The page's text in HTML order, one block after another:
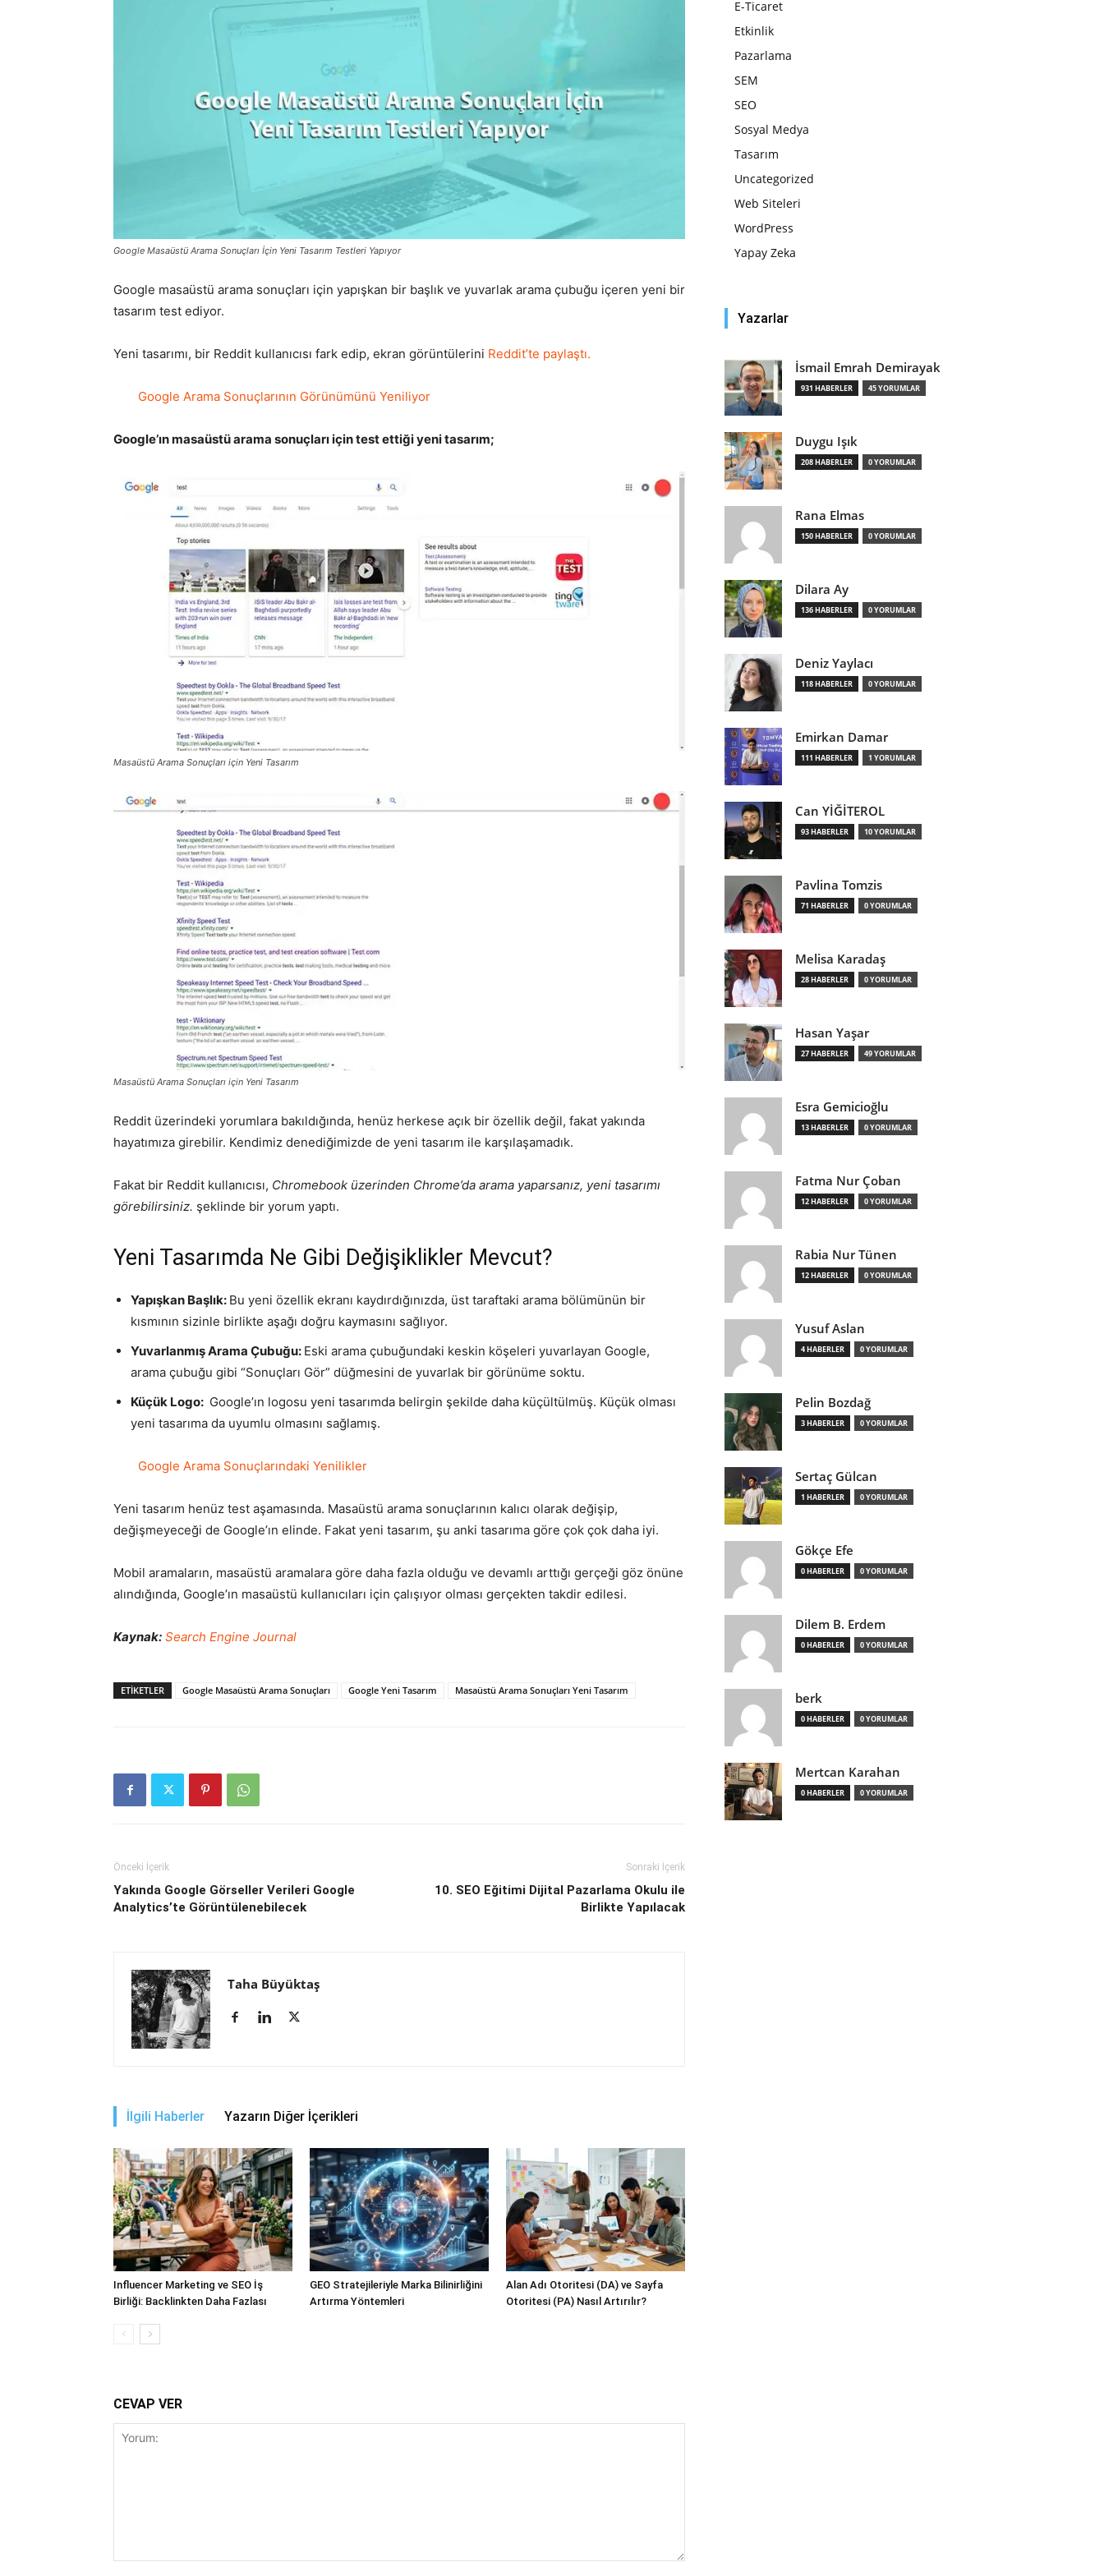
ve
Pazarlaması
Google Masaüstü Arama Sonuçları İçin Yeni Tasarım Testleri Yapıyor
Google masaüstü arama sonuçları için yapışkan bir başlık ve yuvarlak arama çubuğu içeren yeni bir
tasarım test ediyor.
Yeni tasarımı, bir Reddit kullanıcısı fark edip, ekran görüntülerini Reddit’te paylaştı.
Google Arama Sonuçlarının Görünümünü Yeniliyor
Google’ın masaüstü arama sonuçları için test ettiği yeni tasarım;
Masaüstü Arama Sonuçları için Yeni Tasarım
Masaüstü Arama Sonuçları için Yeni Tasarım
Reddit üzerindeki yorumlara bakıldığında, henüz herkese açık bir özellik değil, fakat yakında
hayatımıza girebilir. Kendimiz denediğimizde de yeni tasarım ile karşılaşamadık.
Fakat bir Reddit kullanıcısı, Chromebook üzerinden Chrome’da arama yaparsanız, yeni tasarımı
görebilirsiniz. şeklinde bir yorum yaptı.
Yeni Tasarımda Ne Gibi Değişiklikler Mevcut?
Yapışkan Başlık: Bu yeni özellik ekranı kaydırdığınızda, üst taraftaki arama bölümünün bir
kısmının sizinle birlikte aşağı doğru kaymasını sağlıyor.
Yuvarlanmış Arama Çubuğu: Eski arama çubuğundaki keskin köşeleri yuvarlayan Google,
arama çubuğu gibi “Sonuçları Gör” düğmesini de yuvarlak bir görünüme soktu.
Küçük Logo: Google’ın logosu yeni tasarımda belirgin şekilde daha küçültülmüş. Küçük olması
yeni tasarıma da uyumlu olmasını sağlamış.
Google Arama Sonuçlarındaki Yenilikler
Yeni tasarım henüz test aşamasında. Masaüstü arama sonuçlarının kalıcı olarak değişip,
değişmeyeceği de Google’ın elinde. Fakat yeni tasarım, şu anki tasarıma göre çok çok daha iyi.
Mobil aramaların, masaüstü aramalara göre daha fazla olduğu ve devamlı arttığı gerçeği göz önüne
alındığında, Google’ın masaüstü kullanıcıları için çalışıyor olması gerçekten takdir edilesi.
Kaynak: Search Engine Journal
ETIKETLER Google Masaüstü Arama Sonuçları Google Yeni Tasarım Masaüstü Arama Sonuçları Yeni Tasarım
Önceki İçerik
Yakında Google Görseller Verileri Google
Analytics’te Görüntülenebilecek
Sonraki İçerik
10. SEO Eğitimi Dijital Pazarlama Okulu ile
Birlikte Yapılacak
Taha Büyüktaş
İlgili Haberler Yazarın Diğer İçerikleri
Influencer Marketing ve SEO İş
Birliği: Backlinkten Daha Fazlası
GEO Stratejileriyle Marka Bilinirliğini
Artırma Yöntemleri
Alan Adı Otoritesi (DA) ve Sayfa
Otoritesi (PA) Nasıl Artırılır?
CEVAP VER
E-Ticaret
Etkinlik
Pazarlama
SEM
SEO
Sosyal Medya
Tasarım
Uncategorized
Web Siteleri
WordPress
Yapay Zeka
Yazarlar
İsmail Emrah Demirayak
931 HABERLER 45 YORUMLAR
Duygu Işık
208 HABERLER 0 YORUMLAR
Rana Elmas
150 HABERLER 0 YORUMLAR
Dilara Ay
136 HABERLER 0 YORUMLAR
Deniz Yaylacı
118 HABERLER 0 YORUMLAR
Emirkan Damar
111 HABERLER 1 YORUMLAR
Can YİĞİTEROL
93 HABERLER 10 YORUMLAR
Pavlina Tomzis
71 HABERLER 0 YORUMLAR
Melisa Karadaş
28 HABERLER 0 YORUMLAR
Hasan Yaşar
27 HABERLER 49 YORUMLAR
Esra Gemicioğlu
13 HABERLER 0 YORUMLAR
Fatma Nur Çoban
12 HABERLER 0 YORUMLAR
Rabia Nur Tünen
12 HABERLER 0 YORUMLAR
Yusuf Aslan
4 HABERLER 0 YORUMLAR
Pelin Bozdağ
3 HABERLER 0 YORUMLAR
Sertaç Gülcan
1 HABERLER 0 YORUMLAR
Gökçe Efe
0 HABERLER 0 YORUMLAR
Dilem B. Erdem
0 HABERLER 0 YORUMLAR
berk
0 HABERLER 0 YORUMLAR
Mertcan Karahan
0 HABERLER 0 YORUMLAR